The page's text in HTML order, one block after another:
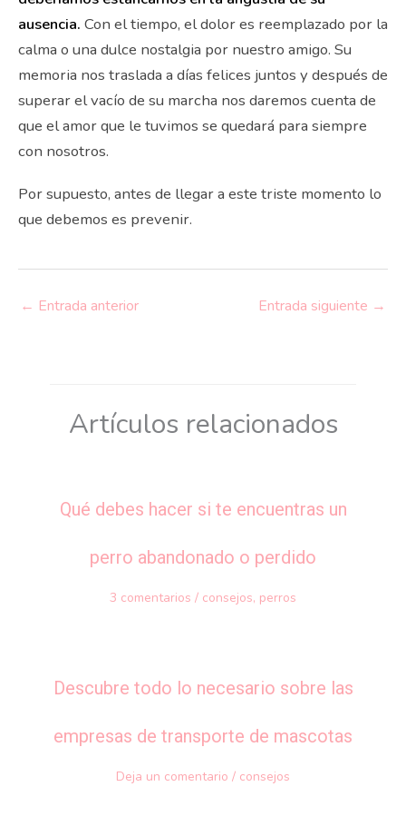
ausencia. Con el tiempo, el dolor es reemplazado por la
calma o una dulce nostalgia por nuestro amigo. Su
memoria nos traslada a días felices juntos y después de
superar el vacío de su marcha nos daremos cuenta de
que el amor que le tuvimos se quedará para siempre
con nosotros.
Por supuesto, antes de llegar a este triste momento lo
que debemos es prevenir.
← Entrada anterior Entrada siguiente →
Artículos relacionados
Qué debes hacer si te encuentras un
perro abandonado o perdido
3 comentarios / consejos, perros
Descubre todo lo necesario sobre las
empresas de transporte de mascotas
Deja un comentario / consejos